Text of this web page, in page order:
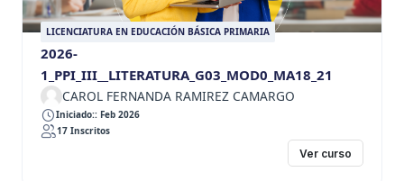
LICENCIATURA EN EDUCACIÓN BÁSICA PRIMARIA
2026-
1_PPI_III__LITERATURA_G03_MOD0_MA18_21
CAROL FERNANDA RAMIREZ CAMARGO
Iniciado:: Feb 2026
17 Inscritos
Ver curso